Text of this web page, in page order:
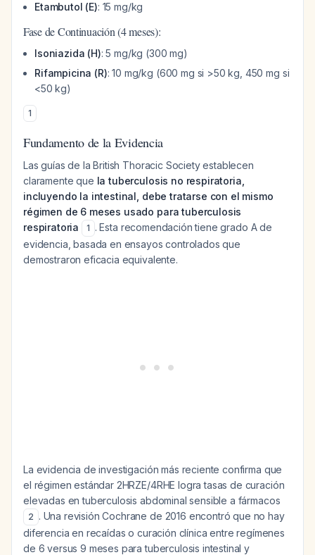
Etambutol (E): 15 mg/kg
Fase de Continuación (4 meses):
Isoniazida (H): 5 mg/kg (300 mg)
Rifampicina (R): 10 mg/kg (600 mg si >50 kg, 450 mg si
<50 kg)
1
Fundamento de la Evidencia
Las guías de la British Thoracic Society establecen
claramente que la tuberculosis no respiratoria,
incluyendo la intestinal, debe tratarse con el mismo
régimen de 6 meses usado para tuberculosis
respiratoria
1 . Esta recomendación tiene grado A de
evidencia, basada en ensayos controlados que
demostraron eficacia equivalente.
La evidencia de investigación más reciente confirma que
el régimen estándar 2HRZE/4RHE logra tasas de curación
elevadas en tuberculosis abdominal sensible a fármacos
2 . Una revisión Cochrane de 2016 encontró que no hay
diferencia en recaídas o curación clínica entre regímenes
de 6 versus 9 meses para tuberculosis intestinal y